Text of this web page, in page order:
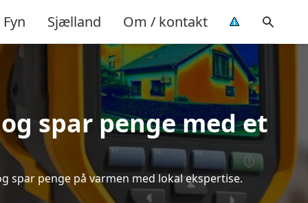
Fyn Sjælland Om / kontakt
spar penge med et
spar penge på varmen med lokal ekspertise.